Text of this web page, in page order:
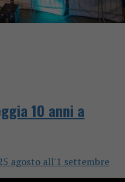
10 anni a
agosto all'1 settembre